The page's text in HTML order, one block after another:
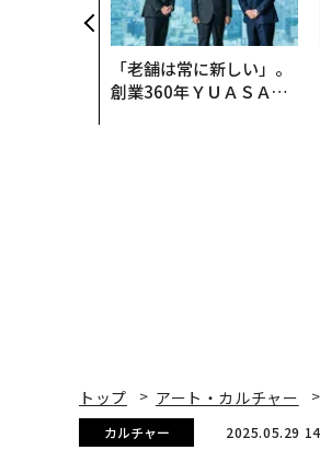
「老舗は常に新しい」。
創業360年ＹＵＡＳＡと
トップ アート・カルチャー
カルチャー 2025.05.29